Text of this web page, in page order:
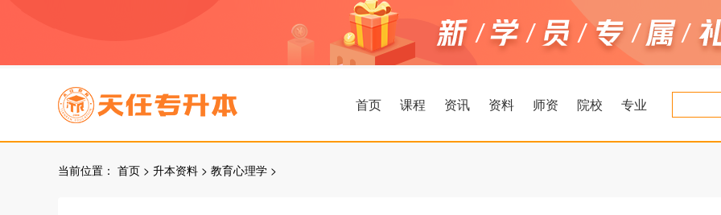
首页 课程 资讯 资料 师资 院校 专业
当前位置： 首页 > 升本资料 > 教育心理学 >